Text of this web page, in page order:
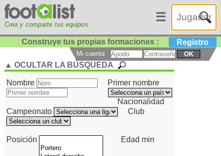
Crea y comparte tus equipos
☰
Construye tus propias formaciones : Registro
Mi cuenta OK
▲ OCULTAR LA BÚSQUEDA
Nombre Primer nombre
Nacionalidad
Campeonato
Club
Posición Edad min